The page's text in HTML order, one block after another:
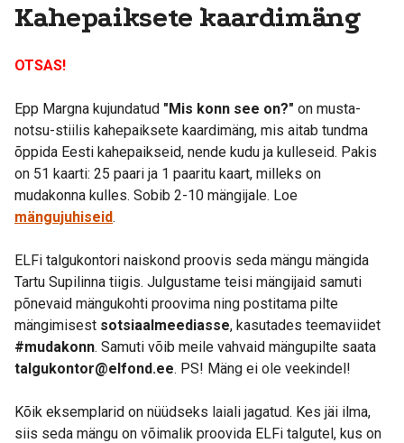
Kahepaiksete kaardimäng
OTSAS!
Epp Margna kujundatud "Mis konn see on?" on musta-
notsu-stiilis kahepaiksete kaardimäng, mis aitab tundma
õppida Eesti kahepaikseid, nende kudu ja kulleseid. Pakis
on 51 kaarti: 25 paari ja 1 paaritu kaart, milleks on
mudakonna kulles. Sobib 2-10 mängijale. Loe
mängujuhiseid.
ELFi talgukontori naiskond proovis seda mängu mängida
Tartu Supilinna tiigis. Julgustame teisi mängijaid samuti
põnevaid mängukohti proovima ning postitama pilte
mängimisest sotsiaalmeediasse, kasutades teemaviidet
#mudakonn. Samuti võib meile vahvaid mängupilte saata
talgukontor@elfond.ee. PS! Mäng ei ole veekindel!
Kõik eksemplarid on nüüdseks laiali jagatud. Kes jäi ilma,
siis seda mängu on võimalik proovida ELFi talgutel, kus on